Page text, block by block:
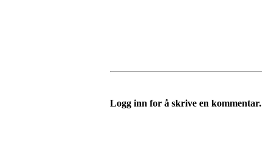
Logg inn for å skrive en kommentar.